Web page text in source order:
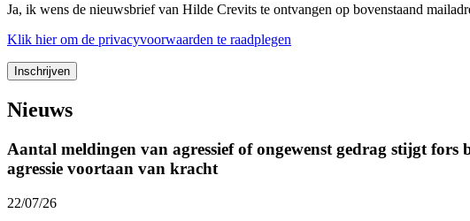
Ja, ik wens de nieuwsbrief van Hilde Crevits te ontvangen op bovenstaand
Klik hierom de privacyvoorwaarden te raadplegen
Nieuws
Aantal meldingen van agressief of ongewenst gedrag stijgt
agressie voortaan van kracht
22/07/26